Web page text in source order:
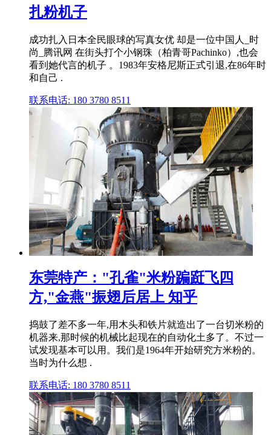
扎粉机子
成功扎入日本全民眼球的写真女优 却是一位中国人_时
尚_腾讯网 在街头打个小钢珠（柏青哥Pachinko）,也会
看到她代言的机子 。1983年安格尼斯正式引退,在86年时
和自己 .
联系电话: 180 3780 8511
东莞特产："孔雀"米粉蹁跹飞四
方,"金燕"振翅后居上 知乎
捣鼓了差不多一年,用木头和铁片就造出了一台切米粉的
机器来,那时候的机械比起现在的自动化土多了。不过一
试发现基本可以用。我们是1964年开始研究方米粉的。
当时为什么想 .
联系电话: 180 3780 8511